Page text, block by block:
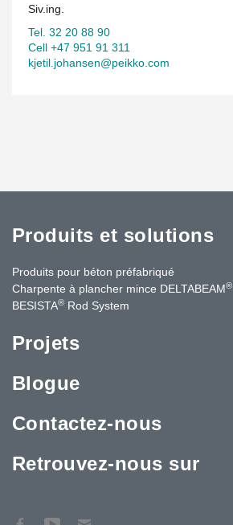
Siv.ing.
Tel. 32 20 88 90
Cell +47 951 91 311
kjetil.johansen@peikko.com
Produits et solutions
Produits pour béton préfabriqué
Charpente à plancher mince DELTABEAM®
BESISTA® Rod System
Projets
Blogue
Contactez-nous
Retrouvez-nous sur